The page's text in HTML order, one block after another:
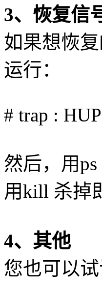
3、恢复信
如果想恢
运行：
# trap :
然后，用
用kill 杀掉
4、其他
您也可以试